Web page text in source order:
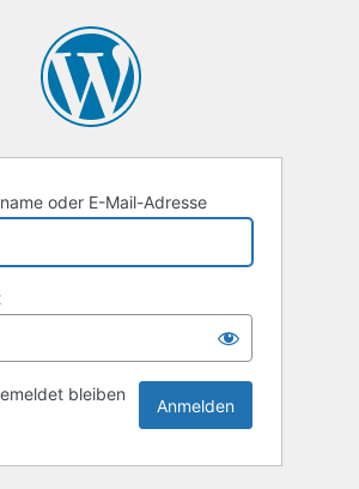
oder E-Mail-Adresse
bleiben